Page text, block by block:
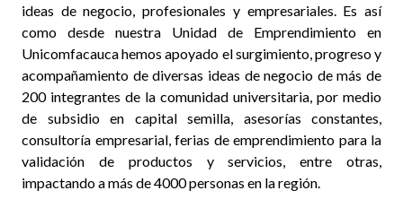
ideas de negocio, profesionales y empresariales. Es así
como desde nuestra Unidad de Emprendimiento en
Unicomfacauca hemos apoyado el surgimiento, progreso y
acompañamiento de diversas ideas de negocio de más de
200 integrantes de la comunidad universitaria, por medio
de subsidio en capital semilla, asesorías constantes,
consultoría empresarial, ferias de emprendimiento para la
validación de productos y servicios, entre otras,
impactando a más de 4000 personas en la región.